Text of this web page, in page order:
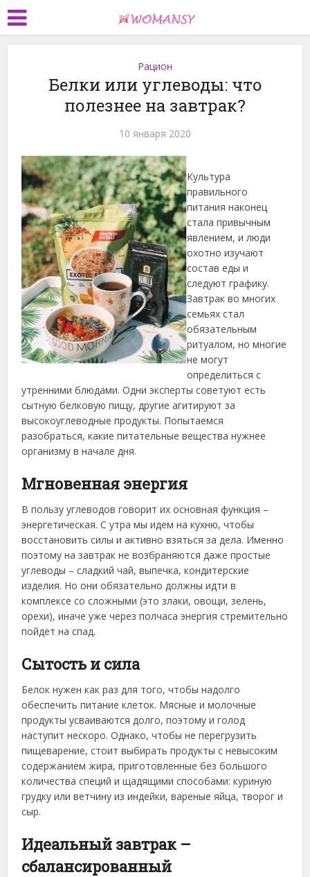
Рацион
Белки или углеводы: что
полезнее на завтрак?
10 января 2020
Культура
правильного
питания наконец
стала привычным
явлением, и люди
охотно изучают
состав еды и
следуют графику.
Завтрак во многих
семьях стал
обязательным
ритуалом, но многие
не могут
определиться с
утренними блюдами. Одни эксперты советуют есть
сытную белковую пищу, другие агитируют за
высокоуглеводные продукты. Попытаемся
разобраться, какие питательные вещества нужнее
организму в начале дня.
Мгновенная энергия
В пользу углеводов говорит их основная функция –
энергетическая. С утра мы идем на кухню, чтобы
восстановить силы и активно взяться за дела. Именно
поэтому на завтрак не возбраняются даже простые
углеводы – сладкий чай, выпечка, кондитерские
изделия. Но они обязательно должны идти в
комплексе со сложными (это злаки, овощи, зелень,
орехи), иначе уже через полчаса энергия стремительно
пойдет на спад.
Сытость и сила
Белок нужен как раз для того, чтобы надолго
обеспечить питание клеток. Мясные и молочные
продукты усваиваются долго, поэтому и голод
наступит нескоро. Однако, чтобы не перегрузить
пищеварение, стоит выбирать продукты с невысоким
содержанием жира, приготовленные без большого
количества специй и щадящими способами: куриную
грудку или ветчину из индейки, вареные яйца, творог и
сыр.
Идеальный завтрак –
сбалансированный